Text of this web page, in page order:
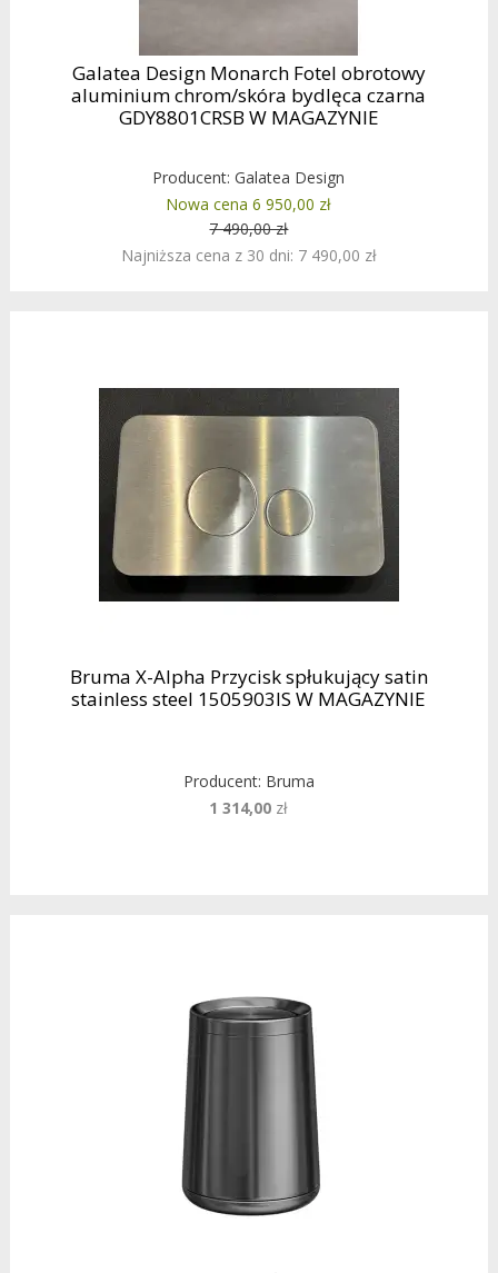
Galatea Design Monarch Fotel obrotowy
aluminium chrom/skóra bydlęca czarna
GDY8801CRSB W MAGAZYNIE
Producent:Galatea Design
Nowa cena 6 950,00 zł
7 490,00 zł
Najniższa cena z 30 dni: 7 490,00 zł
Bruma X-Alpha Przycisk spłukujący satin
stainless steel 1505903IS W MAGAZYNIE
Producent: Bruma
1 314,00 zł